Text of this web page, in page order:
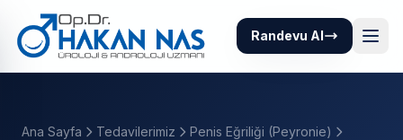
Randevu Al
Ana Sayfa Tedavilerimiz
Penis Eğriliği (Peyronie)